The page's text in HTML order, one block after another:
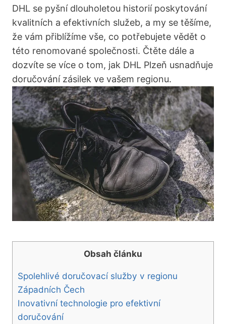
DHL se pyšní dlouholetou historií poskytování
kvalitních a efektivních služeb, a my se těšíme,
že vám přiblížíme vše, co potřebujete vědět o
této renomované společnosti. Čtěte dále a
dozvíte se více o tom, jak DHL Plzeň usnadňuje
doručování zásilek ve vašem regionu.
Obsah článku
Spolehlivé doručovací služby v regionu
Západních Čech
Inovativní technologie pro efektivní
doručování